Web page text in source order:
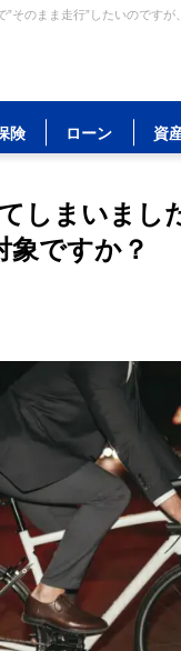
のまま走行”したいのです
険 ローン 資
しまいま
象ですか？